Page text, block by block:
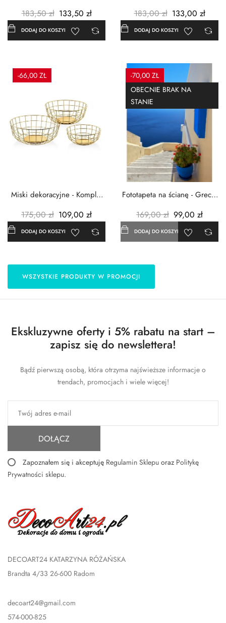
183,50 zł 133,50 zł
DODAJ DO KOSZYKA
183,00 zł 133,00 zł
DODAJ DO KOSZYKA
-66,00 ZŁ
Miski dekoracyjne - Komplet
175,00 zł 109,00 zł
DODAJ DO KOSZYKA
-70,00 ZŁ
OBECNIE BRAK NA
STANIE
Fototapeta na ścianę - Grecja
169,00 zł 99,00 zł
DODAJ DO KOSZYKA
WSZYSTKIE PRODUKTY W PROMOCJI
Ekskluzywne oferty i 5% rabatu na start –
zapisz się do newslettera!
Bądź pierwszą osobą, która otrzyma najświeższe informacje o
trendach, promocjach i wiele więcej!
DOŁĄCZ
Zapoznałem się i akceptuję Regulamin Sklepu oraz Politykę
Prywatności sklepu.
DECOART24 KATARZYNA RÓŻAŃSKA
Brandta 4/33 26-600 Radom
decoart24@gmail.com
574-000-825